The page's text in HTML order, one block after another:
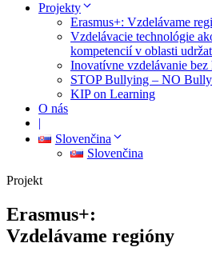
Projekty
Erasmus+: Vzdelávame
Vzdelávacie technológie
kompetencií v oblasti
Inovatívne vzdelávanie bez
STOP Bullying – NO
KIP on Learning
O nás
|
Slovenčina
Slovenčina
Projekt
Erasmus+:
Vzdelávame regióny